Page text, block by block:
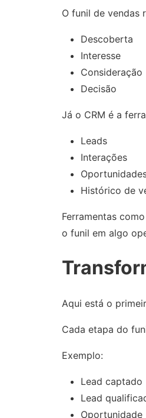
O funil de vendas
Descoberta
Interesse
Consideração
Decisão
Já o CRM é a
Leads
Interações
Histórico de
Ferramentas como
o funil em algo
Aqui está o
Cada etapa do
Exemplo:
Lead captado
Lead
Oportunidade